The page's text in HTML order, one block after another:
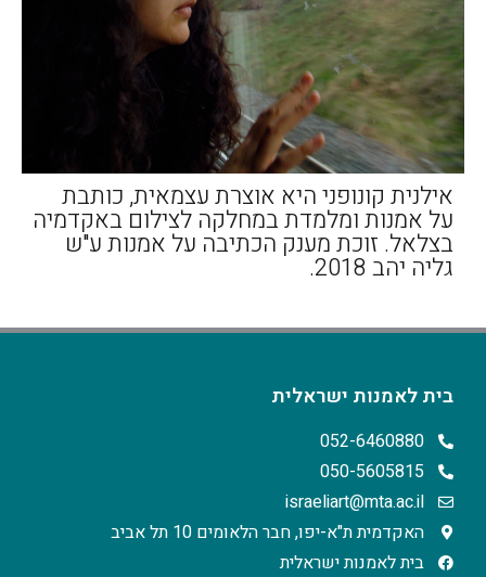
אילנית קונופני היא אוצרת עצמאית, כותבת
על אמנות ומלמדת במחלקה לצילום באקדמיה
בצלאל. זוכת מענק הכתיבה על אמנות ע"ש
גליה יהב 2018.
בית לאמנות ישראלית
052-6460880
050-5605815
israeliart@mta.ac.il
האקדמית ת"א-יפו, חבר הלאומים 10 תל אביב
בית לאמנות ישראלית